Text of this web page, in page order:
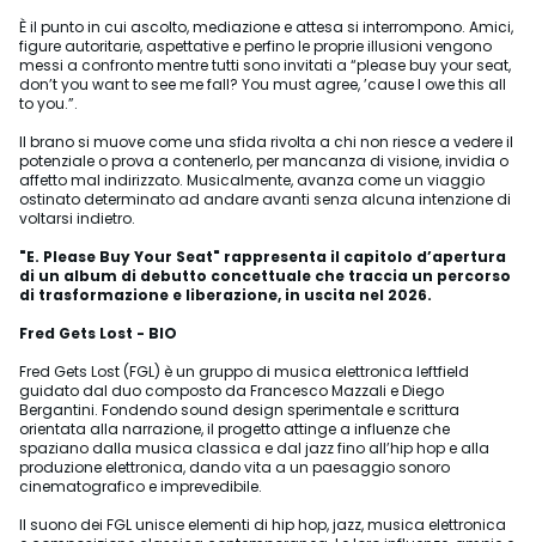
È il punto in cui ascolto, mediazione e attesa si interrompono. Amici,
figure autoritarie, aspettative e perfino le proprie illusioni vengono
messi a confronto mentre tutti sono invitati a “please buy your seat,
don’t you want to see me fall? You must agree, ’cause I owe this all
to you.”.
Il brano si muove come una sfida rivolta a chi non riesce a vedere il
potenziale o prova a contenerlo, per mancanza di visione, invidia o
affetto mal indirizzato. Musicalmente, avanza come un viaggio
ostinato determinato ad andare avanti senza alcuna intenzione di
voltarsi indietro.
"E. Please Buy Your Seat" rappresenta il capitolo d’apertura
di un album di debutto concettuale che traccia un percorso
di trasformazione e liberazione, in uscita nel 2026.
Fred Gets Lost - BIO
Fred Gets Lost (FGL) è un gruppo di musica elettronica leftfield
guidato dal duo composto da Francesco Mazzali e Diego
Bergantini. Fondendo sound design sperimentale e scrittura
orientata alla narrazione, il progetto attinge a influenze che
spaziano dalla musica classica e dal jazz fino all’hip hop e alla
produzione elettronica, dando vita a un paesaggio sonoro
cinematografico e imprevedibile.
Il suono dei FGL unisce elementi di hip hop, jazz, musica elettronica